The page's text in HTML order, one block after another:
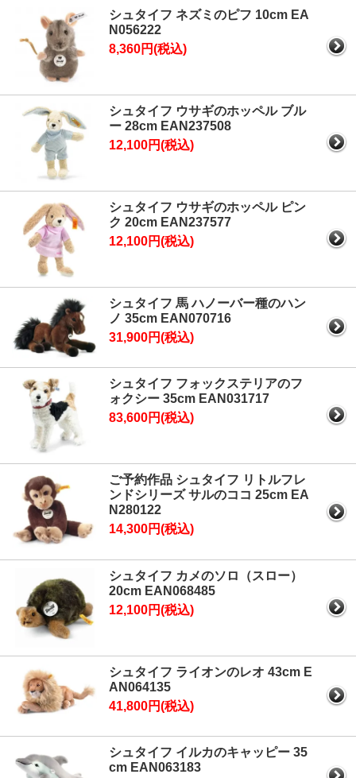
シュタイフ ネズミのピフ 10cm EA
N056222
8,360円(税込)
シュタイフ ウサギのホッペル ブル
ー 28cm EAN237508
12,100円(税込)
シュタイフ ウサギのホッペル ピン
ク 20cm EAN237577
12,100円(税込)
シュタイフ 馬 ハノーバー種のハン
ノ 35cm EAN070716
31,900円(税込)
シュタイフ フォックステリアのフ
ォクシー 35cm EAN031717
83,600円(税込)
ご予約作品 シュタイフ リトルフレ
ンドシリーズ サルのココ 25cm EA
N280122
14,300円(税込)
シュタイフ カメのソロ（スロー）
20cm EAN068485
12,100円(税込)
シュタイフ ライオンのレオ 43cm E
AN064135
41,800円(税込)
シュタイフ イルカのキャッピー 35
cm EAN063183